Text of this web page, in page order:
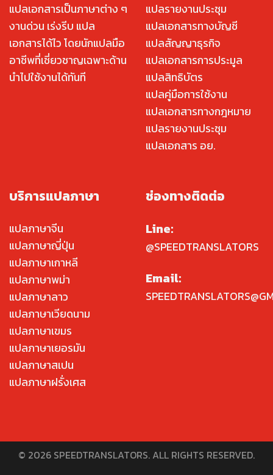
แปลเอกสารเป็นภาษาต่าง ๆ
งานด่วน เร่งรีบ แปล
เอกสารได้ไว โดยนักแปลมือ
อาชีพที่เชี่ยวชาญเฉพาะด้าน
นำไปใช้งานได้ทันที
แปลรายงานประชุม
แปลเอกสารทางบัญชี
แปลสัญญาธุรกิจ
แปลเอกสารการประมูล
แปลสิทธิบัตร
แปลคู่มือการใช้งาน
แปลเอกสารทางกฎหมาย
แปลรายงานประชุม
แปลเอกสาร อย.
บริการแปลภาษา
แปลภาษาจีน
แปลภาษาญี่ปุ่น
แปลภาษาเกาหลี
แปลภาษาพม่า
แปลภาษาลาว
แปลภาษาเวียดนาม
แปลภาษาเขมร
แปลภาษาเยอรมัน
แปลภาษาสเปน
แปลภาษาฝรั่งเศส
ช่องทางติดต่อ
Line:
@SPEEDTRANSLATORS
Email:
© 2026 SPEEDTRANSLATORS. ALL RIGHTS RESERVED.